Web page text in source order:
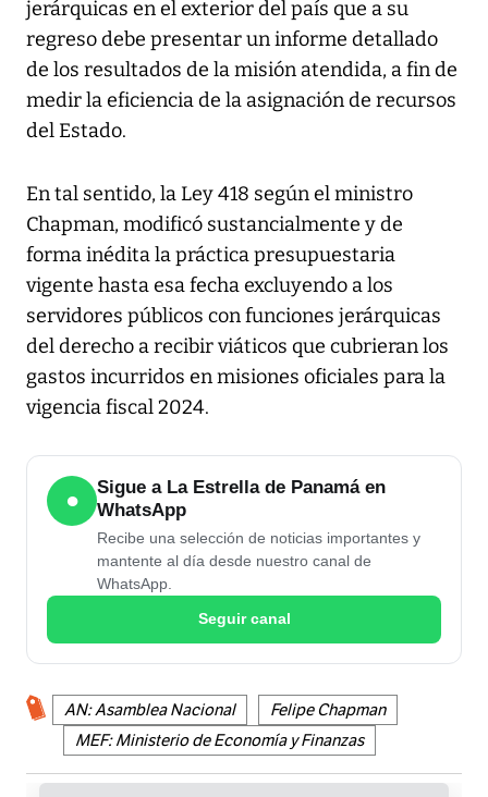
jerárquicas en el exterior del país que a su
regreso debe presentar un informe detallado
de los resultados de la misión atendida, a fin de
medir la eficiencia de la asignación de recursos
del Estado.
En tal sentido, la Ley 418 según el ministro
Chapman, modificó sustancialmente y de
forma inédita la práctica presupuestaria
vigente hasta esa fecha excluyendo a los
servidores públicos con funciones jerárquicas
del derecho a recibir viáticos que cubrieran los
gastos incurridos en misiones oficiales para la
vigencia fiscal 2024.
●
Sigue a La Estrella de Panamá en
WhatsApp
Recibe una selección de noticias importantes y
mantente al día desde nuestro canal de
WhatsApp.
Seguir canal
AN: Asamblea Nacional
Felipe Chapman
MEF: Ministerio de Economía y Finanzas